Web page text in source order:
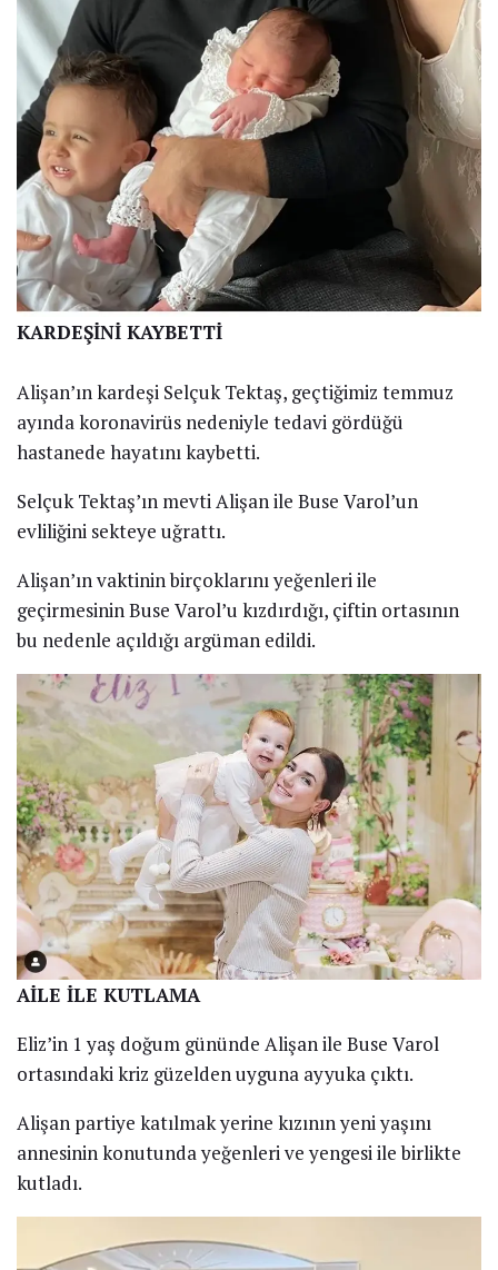
KARDEŞİNİ KAYBETTİ
Alişan’ın kardeşi Selçuk Tektaş, geçtiğimiz temmuz
ayında koronavirüs nedeniyle tedavi gördüğü
hastanede hayatını kaybetti.
Selçuk Tektaş’ın mevti Alişan ile Buse Varol’un
evliliğini sekteye uğrattı.
Alişan’ın vaktinin birçoklarını yeğenleri ile
geçirmesinin Buse Varol’u kızdırdığı, çiftin ortasının
bu nedenle açıldığı argüman edildi.
AİLE İLE KUTLAMA
Eliz’in 1 yaş doğum gününde Alişan ile Buse Varol
ortasındaki kriz güzelden uyguna ayyuka çıktı.
Alişan partiye katılmak yerine kızının yeni yaşını
annesinin konutunda yeğenleri ve yengesi ile birlikte
kutladı.